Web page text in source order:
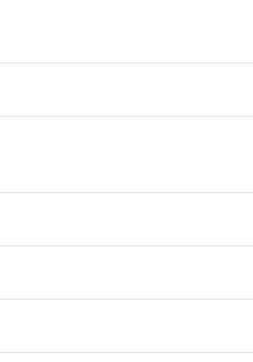
に非対応の商品で、対応品を
の対応状況を調査中または確
有無と関係のない商品です。
のが、含有品と判明した場合な